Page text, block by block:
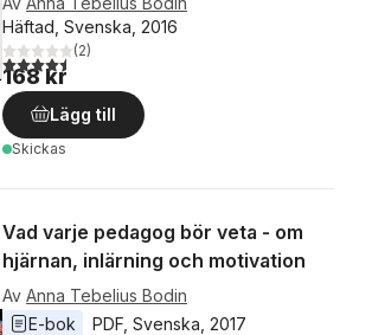
Häftad, Svenska, 2016
4,5utav 5 stjärnor. Totalt antal röster:
(2)
168 kr
Lägg till
Skickas
Vad varje pedagog bör veta - om
hjärnan, inlärning och motivation
Av Anna Tebelius Bodin
E-bok
PDF Svenska 2017